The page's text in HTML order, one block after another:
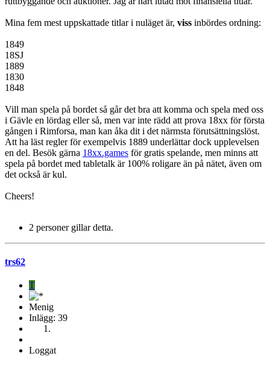
Mina fem mest uppskattade titlar i nuläget är, viss inbördes ordning:
1849
18SJ
1889
1830
1848
Vill man spela på bordet så går det bra att komma och spela med oss
i Gävle en lördag eller så, men var inte rädd att prova 18xx för första
gången i Rimforsa, man kan åka dit i det närmsta förutsättningslöst.
Att ha läst regler för exempelvis 1889 underlättar dock upplevelsen
en del. Besök gärna 18xx.games för gratis spelande, men minns att
spela på bordet med tabletalk är 100% roligare än på nätet, även om
det också är kul.
Cheers!
2 personer gillar detta.
trs62
T
Menig
Inlägg: 39
Loggat